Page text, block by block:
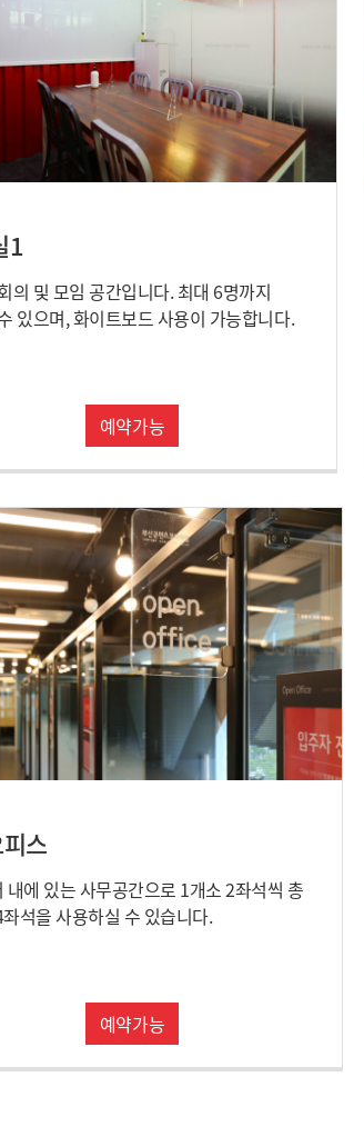
1
의 및 모임 공간입니다. 최대 6명까지
있으며, 화이트보드 사용이 가능합니다.
예약가능
스
내에 있는 사무공간으로 1개소 2좌석씩 총
석을 사용하실 수 있습니다.
예약가능